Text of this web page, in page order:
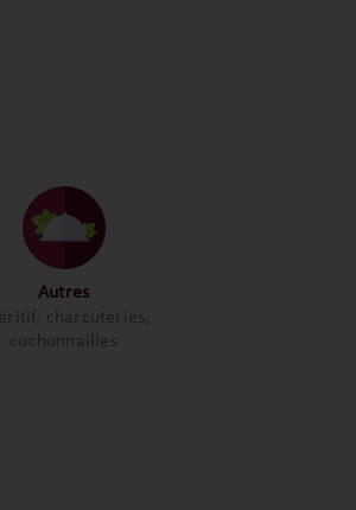
Autres
charcuteries,
cochonnailles